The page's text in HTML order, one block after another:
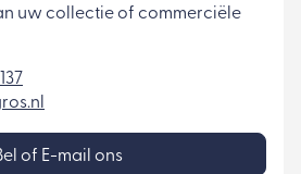
uw collectie of commerciële
of E-mail ons